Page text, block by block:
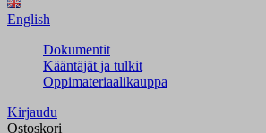
English
Dokumentit
Kääntäjät ja tulkit
Oppimateriaalikauppa
Kirjaudu
Ostoskori